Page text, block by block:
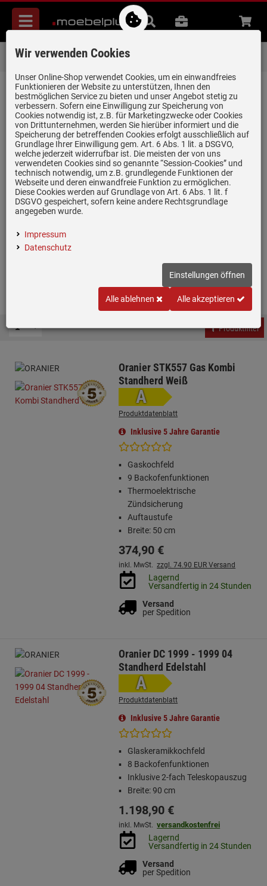
Menü
Suche
B2B Beratung
Lieferung zum
Startseite Backen & Kochen Standherde
Standherde (41)
Bosch Gorenje Oranier SMEG
Ein Standherd ist die perfekte Lösung für alle, die beim Kochen
flexibel bleiben möchten. Im Gegensatz zuEinbauherdenlässt er
sich frei platzieren, unkompliziert austauschen und passt sich
mühelos jeder Küchensituation an. Moderne Standherde vereinen
Backofen und Kochfeld in einem Gerät
große Auswahl an Modellen
Mehr erfahren
Produktfilter
Oranier STK557 Gas Kombi
Standherd Weiß
A
Produktdatenblatt
Inklusive 5 Jahre Garantie
Gaskochfeld
9 Backofenfunktionen
Thermoelektrische
Zündsicherung
Auftaustufe
Breite: 50 cm
374,90 €
inkl. MwSt. zzgl. 74.90 EUR Versand
Lagernd
Versandfertig in 24 Stunden
Versand
per Spedition
Oranier DC 1999 - 1999 04
Standherd Edelstahl
A
Produktdatenblatt
Inklusive 5 Jahre Garantie
Glaskeramikkochfeld
8 Backofenfunktionen
Inklusive 2-fach Teleskopauszug
Breite: 90 cm
1.198,90 €
inkl. MwSt. versandkostenfrei
Lagernd
Versandfertig in 24 Stunden
Versand
per Spedition
Wir verwenden Cookies
Unser Online-Shop verwendet Cookies, um ein einwandfreies
Funktionieren der Website zu unterstützen, Ihnen den
bestmöglichen Service zu bieten und unser Angebot stetig zu
verbessern. Sofern eine Einwilligung zur Speicherung von
Cookies notwendig ist, z.B. für Marketingzwecke oder Cookies
von Drittunternehmen, werden Sie hierüber informiert und die
Speicherung der betreffenden Cookies erfolgt ausschließlich auf
Grundlage Ihrer Einwilligung gem. Art. 6 Abs. 1 lit. a DSGVO,
welche jederzeit widerrufbar ist. Die meisten der von uns
verwendeten Cookies sind so genannte “Session-Cookies” und
technisch notwendig, um z.B. grundlegende Funktionen der
Webseite und deren einwandfreie Funktion zu ermöglichen.
Diese Cookies werden auf Grundlage von Art. 6 Abs. 1 lit. f
DSGVO gespeichert, sofern keine andere Rechtsgrundlage
angegeben wurde.
Impressum
Datenschutz
Einstellungen öffnen
Alle ablehnen Alle akzeptieren